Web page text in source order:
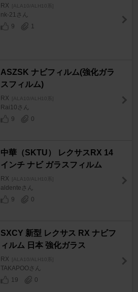
RX [ALA10/ALH10系]
nk-21さん
9
1
ASZSK ナビフィルム(強化ガラ
スフィルム)
RX [ALA10/ALH10系]
Rai10さん
9
0
中華（SKTU） レクサスRX 14
インチ ナビ ガラスフィルム
RX [ALA10/ALH10系]
aldenteさん
9
0
SXCY 新型 レクサス RX ナビフ
ィルム 日本 強化ガラス
RX [ALA10/ALH10系]
TAKAPOOさん
19
0